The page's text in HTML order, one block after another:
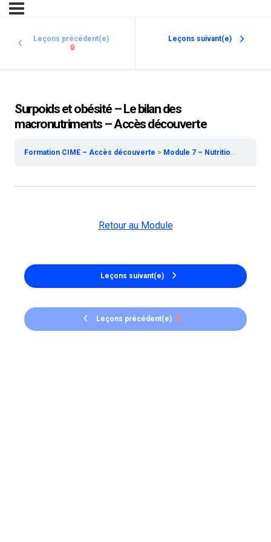
Leçons précédent(e)
🔒
Leçons suivant(e)
Surpoids et obésité – Le bilan des
macronutriments – Accès découverte
Formation CIME – Accès découverte Module 7 – Nutrition et Tissus Adipeux – Accès découverte
Leçons précédent(e) 🔒
Retour au Module
Leçons suivant(e)